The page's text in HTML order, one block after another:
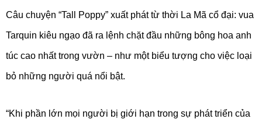
Câu chuyện “Tall Poppy” xuất phát từ thời La Mã cổ đại: vua
Tarquin kiêu ngạo đã ra lệnh chặt đầu những bông hoa anh
túc cao nhất trong vườn – như một biểu tượng cho việc loại
bỏ những người quá nổi bật.
“Khi phần lớn mọi người bị giới hạn trong sự phát triển của